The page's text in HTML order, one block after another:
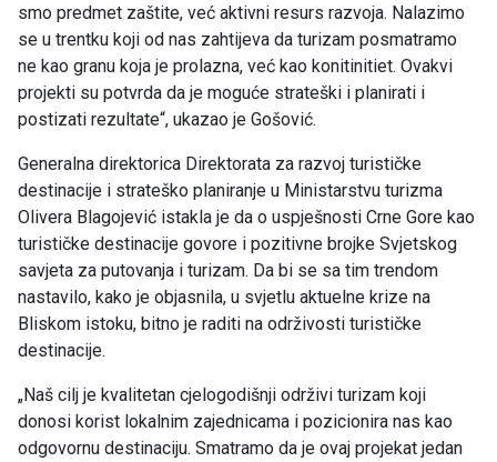
smo predmet zaštite, već aktivni resurs razvoja. Nalazimo
se u trentku koji od nas zahtijeva da turizam posmatramo
ne kao granu koja je prolazna, već kao konitinitiet. Ovakvi
projekti su potvrda da je moguće strateški i planirati i
postizati rezultate“, ukazao je Gošović.
Generalna direktorica Direktorata za razvoj turističke
destinacije i strateško planiranje u Ministarstvu turizma
Olivera Blagojević istakla je da o uspješnosti Crne Gore kao
turističke destinacije govore i pozitivne brojke Svjetskog
savjeta za putovanja i turizam. Da bi se sa tim trendom
nastavilo, kako je objasnila, u svjetlu aktuelne krize na
Bliskom istoku, bitno je raditi na održivosti turističke
destinacije.
„Naš cilj je kvalitetan cjelogodišnji održivi turizam koji
donosi korist lokalnim zajednicama i pozicionira nas kao
odgovornu destinaciju. Smatramo da je ovaj projekat jedan